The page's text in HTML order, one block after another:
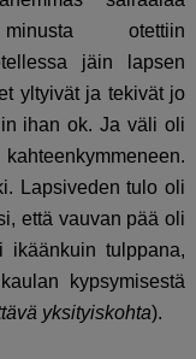
otettiin
jäin lapsen
yltyivät ja tekivät jo
ihan ok. Ja väli oli
Lapsiveden tulo oli
että vauvan pää oli
ikäänkuin tulppana,
kypsymisestä
yksityiskohta).